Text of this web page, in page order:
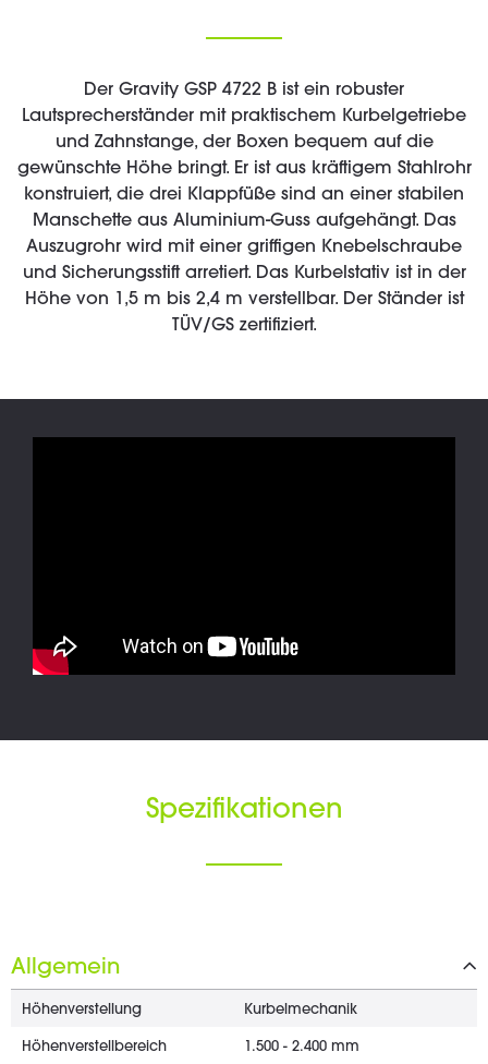
Der Gravity GSP 4722 B ist ein robuster
Lautsprecherständer mit praktischem Kurbelgetriebe
und Zahnstange, der Boxen bequem auf die
gewünschte Höhe bringt. Er ist aus kräftigem Stahlrohr
konstruiert, die drei Klappfüße sind an einer stabilen
Manschette aus Aluminium-Guss aufgehängt. Das
Auszugrohr wird mit einer griffigen Knebelschraube
und Sicherungsstift arretiert. Das Kurbelstativ ist in der
Höhe von 1,5 m bis 2,4 m verstellbar. Der Ständer ist
TÜV/GS zertifiziert.
Spezifikationen
Allgemein
Höhenverstellung Kurbelmechanik
Höhenverstellbereich 1.500 - 2.400 mm